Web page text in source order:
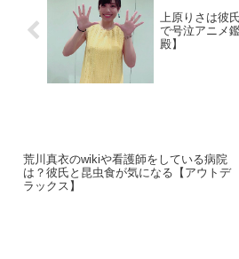
上原りさは彼
で号泣アニメ
殿】
荒川真衣のwikiや看護師をしている病院
は？彼氏と昆虫食が気になる【アウトデ
ラックス】